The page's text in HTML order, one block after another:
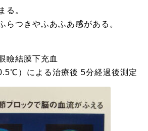
る。
らつきやふあふあ感がある。
瞼結膜下充血
）による治療後 5分経過後測定